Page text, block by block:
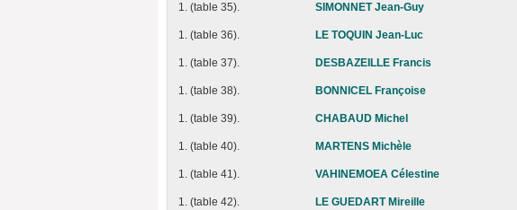
1. (table 35). SIMONNET Jean-Guy
1. (table 36). LE TOQUIN Jean-Luc
1. (table 37). DESBAZEILLE Francis
1. (table 38). BONNICEL Françoise
1. (table 39). CHABAUD Michel
1. (table 40). MARTENS Michèle
1. (table 41). VAHINEMOEA Célestine
1. (table 42). LE GUEDART Mireille